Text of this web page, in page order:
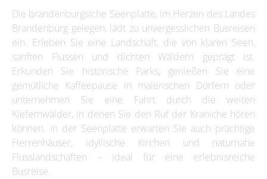
Die brandenburgsiche Seenplatte, im Herzen des Landes
Brandenburg gelegen, lädt zu unvergesslichen Busreisen
ein. Erleben Sie eine Landschaft, die von klaren Seen,
sanften Flüssen und dichten Wäldern geprägt ist.
Erkunden Sie historische Parks, genießen Sie eine
gemütliche Kaffeepause in malerischen Dörfern oder
unternehmen Sie eine Fahrt durch die weiten
Kiefernwälder, in denen Sie den Ruf der Kraniche hören
können. In der Seenplatte erwarten Sie auch prächtige
Herrenhäuser, idyllische Kirchen und naturnahe
Flusslandschaften – ideal für eine erlebnisreiche
Busreise.